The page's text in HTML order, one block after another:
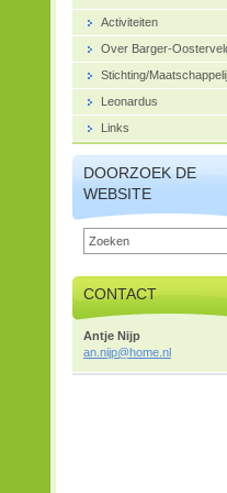
Activiteiten
Over Barger-
Stichting/
Leonardus
Links
DOORZOEK DE
WEBSITE
CONTACT
Antje Nijp
an.nijp@home.nl